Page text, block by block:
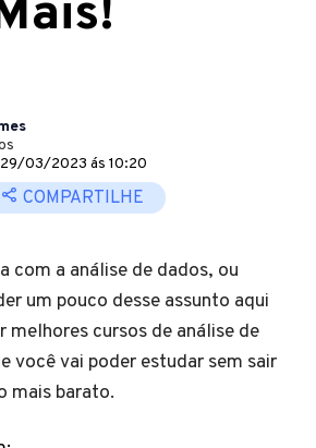
03/2023 ás 10:20
COMPARTILHE
com a análise de dados, ou
um pouco desse assunto aqui
melhores cursos de análise de
você vai poder estudar sem sair
mais barato.